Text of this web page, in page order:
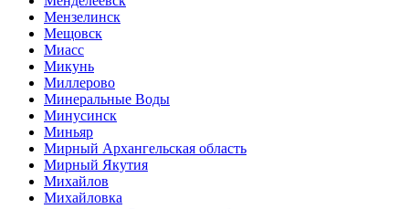
Мензелинск
Мещовск
Миасс
Микунь
Миллерово
Минеральные Воды
Минусинск
Миньяр
Мирный Архангельская область
Мирный Якутия
Михайлов
Михайловка